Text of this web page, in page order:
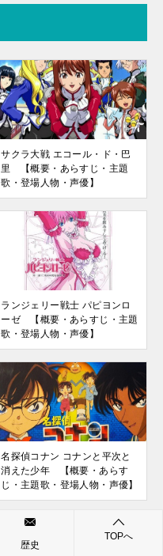
サクラ大戦 エコール・ド・巴
里 【概要・あらすじ・主題
歌・登場人物・声優】
ランジェリー戦士 パピヨンロ
ーゼ 【概要・あらすじ・主題
歌・登場人物・声優】
名探偵コナン コナンと平次と
消えた少年 【概要・あらす
じ・主題歌・登場人物・声優】
歴史
TOPへ